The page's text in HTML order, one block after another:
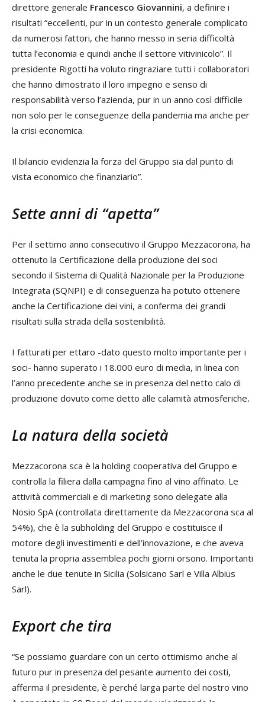
direttore generale Francesco Giovannini, a definire i
risultati “eccellenti, pur in un contesto generale complicato
da numerosi fattori, che hanno messo in seria difficoltà
tutta l’economia e quindi anche il settore vitivinicolo”. Il
presidente Rigotti ha voluto ringraziare tutti i collaboratori
che hanno dimostrato il loro impegno e senso di
responsabilità verso l’azienda, pur in un anno così difficile
non solo per le conseguenze della pandemia ma anche per
la crisi economica.
Il bilancio evidenzia la forza del Gruppo sia dal punto di
vista economico che finanziario”.
Sette anni di “apetta”
Per il settimo anno consecutivo il Gruppo Mezzacorona, ha
ottenuto la Certificazione della produzione dei soci
secondo il Sistema di Qualità Nazionale per la Produzione
Integrata (SQNPI) e di conseguenza ha potuto ottenere
anche la Certificazione dei vini, a conferma dei grandi
risultati sulla strada della sostenibilità.
I fatturati per ettaro -dato questo molto importante per i
soci- hanno superato i 18.000 euro di media, in linea con
l’anno precedente anche se in presenza del netto calo di
produzione dovuto come detto alle calamità atmosferiche.
La natura della società
Mezzacorona sca è la holding cooperativa del Gruppo e
controlla la filiera dalla campagna fino al vino affinato. Le
attività commerciali e di marketing sono delegate alla
Nosio SpA (controllata direttamente da Mezzacorona sca al
54%), che è la subholding del Gruppo e costituisce il
motore degli investimenti e dell’innovazione, e che aveva
tenuta la propria assemblea pochi giorni orsono. Importanti
anche le due tenute in Sicilia (Solsicano Sarl e Villa Albius
Sarl).
Export che tira
“Se possiamo guardare con un certo ottimismo anche al
futuro pur in presenza del pesante aumento dei costi,
afferma il presidente, è perché larga parte del nostro vino